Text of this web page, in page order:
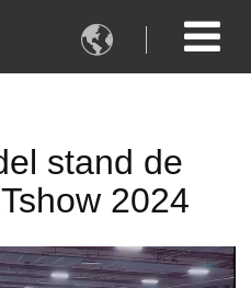

stand de
2024